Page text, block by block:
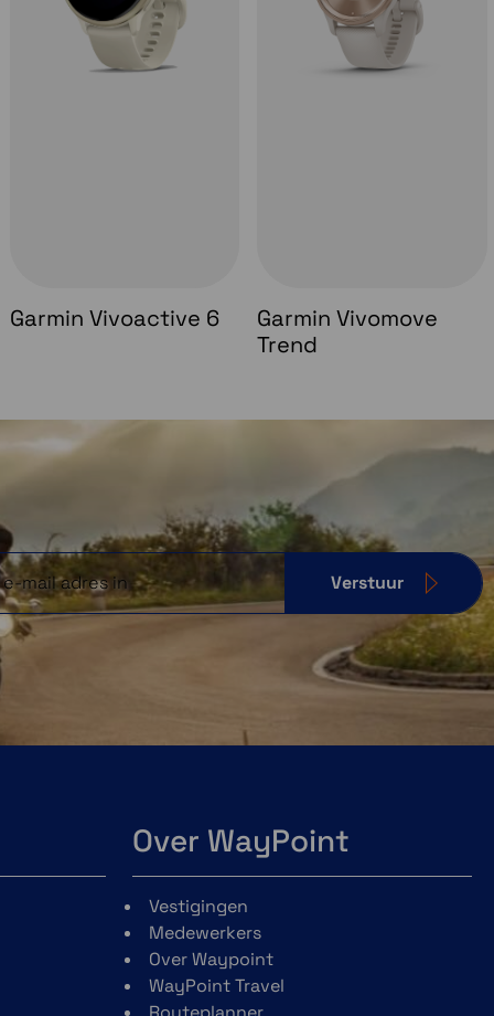
Garmin Vivoactive 6
Garmin Vivomove
Trend
Verstuur
Over WayPoint
Vestigingen
Medewerkers
Over Waypoint
WayPoint Travel